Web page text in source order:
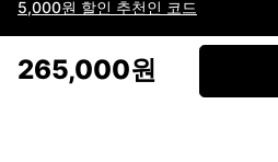
5,000원 할인 추천인 코드
265,000원
이용약관고객센터판매개인정보 처
페